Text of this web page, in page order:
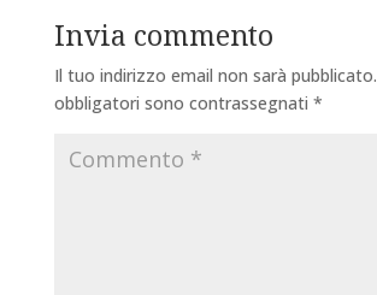
Invia commento
Il tuo indirizzo email non sarà pubblicato.
obbligatori sono contrassegnati *